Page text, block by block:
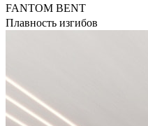
FANTOM BENT
Плавность изгибов